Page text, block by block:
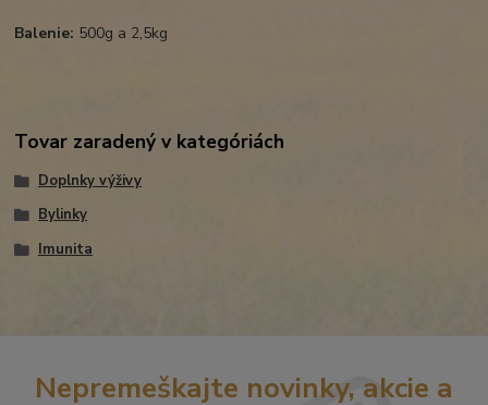
Balenie: 500g a 2,5kg
Tovar zaradený v kategóriách
Doplnky výživy
Bylinky
Imunita
Nepremeškajte novinky, akcie a